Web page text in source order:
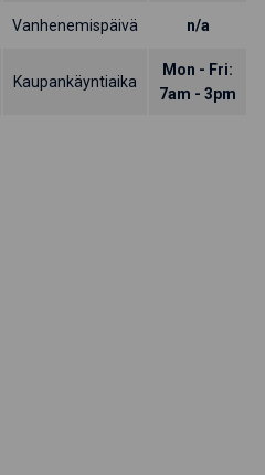
Vanhenemispäivä n/a
Kaupankäyntiaika
Mon - Fri:
7am - 3pm